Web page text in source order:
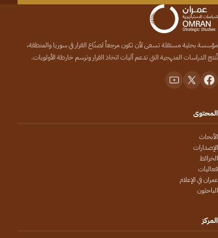
مؤسسة بحثية مستقلة تسعى لأن تكون مرجعاً لصنّاع القرار في سوريا والمنطقة،
تُنتج الدراسات المنهجية التي تدعم آليات اتخاذ القرار وترسم خارطة الأولويات.
المحتوى
الأبحاث
الإصدارات
الخرائط
فعاليات
عمران في الإعلام
الباحثون
المركز